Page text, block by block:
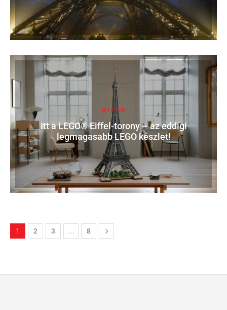
JÁTÉKOK
Itt a LEGO® Eiffel-torony – az eddigi
legmagasabb LEGO készlet!
1 2 3 … 8